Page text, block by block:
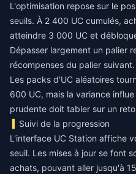
L'optimisation repose sur le
seuils. À 2 400 UC cumulés,
atteindre 3 000 UC et
Dépasser largement un palier
récompenses du palier suivant.
Les packs d'UC aléatoires
600 UC, mais la variance
prudente doit tabler sur un
Suivi de la progression
L'interface UC Station affiche
seuil. Les mises à jour se font
achats, pouvant aller jusqu'à